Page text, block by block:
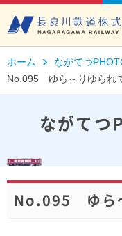
ホーム
ながてつ
No.095 ゆら～りゆられ
ながてつ
No.095 ゆら